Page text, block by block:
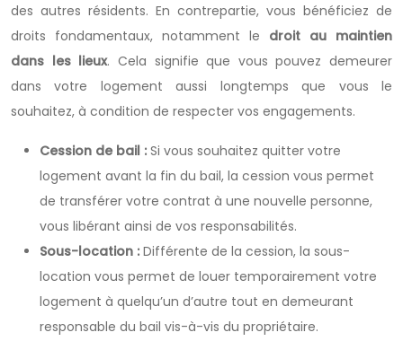
des autres résidents. En contrepartie, vous bénéficiez de
droits fondamentaux, notamment le droit au maintien
dans les lieux. Cela signifie que vous pouvez demeurer
dans votre logement aussi longtemps que vous le
souhaitez, à condition de respecter vos engagements.
Cession de bail : Si vous souhaitez quitter votre
logement avant la fin du bail, la cession vous permet
de transférer votre contrat à une nouvelle personne,
vous libérant ainsi de vos responsabilités.
Sous-location : Différente de la cession, la sous-
location vous permet de louer temporairement votre
logement à quelqu’un d’autre tout en demeurant
responsable du bail vis-à-vis du propriétaire.